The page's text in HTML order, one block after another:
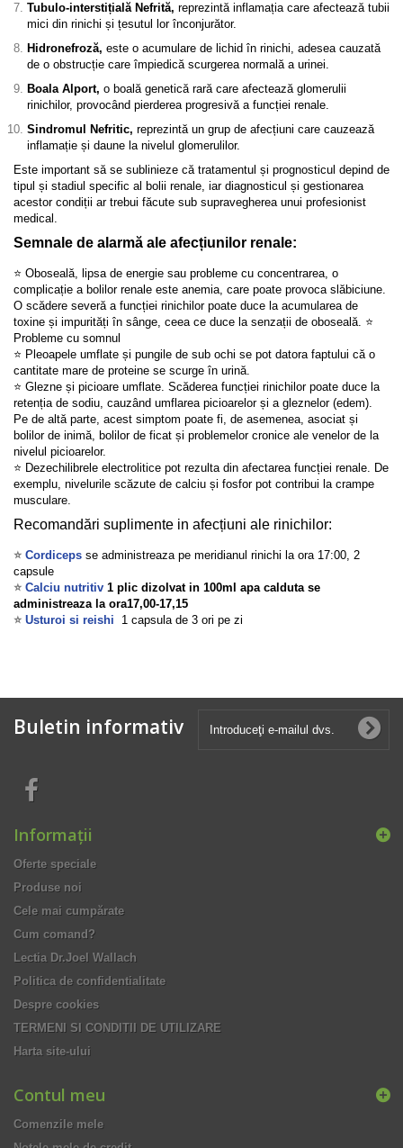
Tubulo-interstițială Nefrită, reprezintă inflamația care afectează tubii
mici din rinichi și țesutul lor înconjurător.
Hidronefroză, este o acumulare de lichid în rinichi, adesea cauzată
de o obstrucție care împiedică scurgerea normală a urinei.
Boala Alport, o boală genetică rară care afectează glomerulii
rinichilor, provocând pierderea progresivă a funcției renale.
Sindromul Nefritic, reprezintă un grup de afecțiuni care cauzează
inflamație și daune la nivelul glomerulilor.
Este important să se sublinieze că tratamentul și prognosticul depind de
tipul și stadiul specific al bolii renale, iar diagnosticul și gestionarea
acestor condiții ar trebui făcute sub supravegherea unui profesionist
medical.
Semnale de alarmă ale afecțiunilor renale:
⭐ Oboseală, lipsa de energie sau probleme cu concentrarea, o
complicație a bolilor renale este anemia, care poate provoca slăbiciune.
O scădere severă a funcției rinichilor poate duce la acumularea de
toxine și impurități în sânge, ceea ce duce la senzații de oboseală. ⭐
Probleme cu somnul
⭐ Pleoapele umflate și pungile de sub ochi se pot datora faptului că o
cantitate mare de proteine se scurge în urină.
⭐ Glezne și picioare umflate. Scăderea funcției rinichilor poate duce la
retenția de sodiu, cauzând umflarea picioarelor și a gleznelor (edem).
Pe de altă parte, acest simptom poate fi, de asemenea, asociat și
bolilor de inimă, bolilor de ficat și problemelor cronice ale venelor de la
nivelul picioarelor.
⭐ Dezechilibrele electrolitice pot rezulta din afectarea funcției renale. De
exemplu, nivelurile scăzute de calciu și fosfor pot contribui la crampe
musculare.
Recomandări suplimente in afecțiuni ale rinichilor:
⭐ Cordiceps se administreaza pe meridianul rinichi la ora 17:00, 2
capsule
⭐ Calciu nutritiv 1 plic dizolvat in 100ml apa calduta se
administreaza la ora17,00-17,15
⭐ Usturoi si reishi 1 capsula de 3 ori pe zi
Buletin informativ
Informaţii
Oferte speciale
Produse noi
Cele mai cumpărate
Cum comand?
Lectia Dr.Joel Wallach
Politica de confidentialitate
Despre cookies
TERMENI SI CONDITII DE UTILIZARE
Harta site-ului
Contul meu
Comenzile mele